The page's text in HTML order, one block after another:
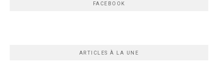
FACEBOOK
ARTICLES À LA UNE